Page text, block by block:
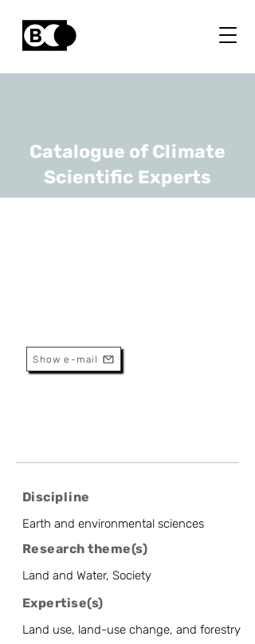
Catalogue of Climate
Scientific Experts
Show e-mail
Discipline
Earth and environmental sciences
Research theme(s)
Land and Water, Society
Expertise(s)
Land use, land-use change, and forestry